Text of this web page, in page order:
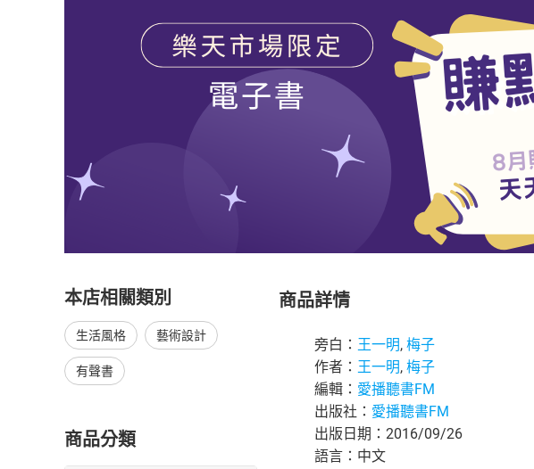
本店相關類別
生活風格 藝術設計
有聲書
商品分類
商品詳情
旁白： 王一明, 梅子
作者： 王一明, 梅子
編輯： 愛播聽書FM
出版社： 愛播聽書FM
出版日期：2016/09/26
語言：中文